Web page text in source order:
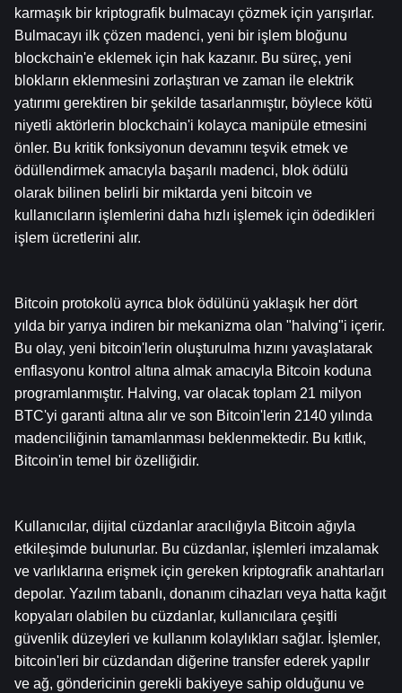
karmaşık bir kriptografik bulmacayı çözmek için yarışırlar.
Bulmacayı ilk çözen madenci, yeni bir işlem bloğunu
blockchain'e eklemek için hak kazanır. Bu süreç, yeni
blokların eklenmesini zorlaştıran ve zaman ile elektrik
yatırımı gerektiren bir şekilde tasarlanmıştır, böylece kötü
niyetli aktörlerin blockchain'i kolayca manipüle etmesini
önler. Bu kritik fonksiyonun devamını teşvik etmek ve
ödüllendirmek amacıyla başarılı madenci, blok ödülü
olarak bilinen belirli bir miktarda yeni bitcoin ve
kullanıcıların işlemlerini daha hızlı işlemek için ödedikleri
işlem ücretlerini alır.
Bitcoin protokolü ayrıca blok ödülünü yaklaşık her dört
yılda bir yarıya indiren bir mekanizma olan "halving"i içerir.
Bu olay, yeni bitcoin'lerin oluşturulma hızını yavaşlatarak
enflasyonu kontrol altına almak amacıyla Bitcoin koduna
programlanmıştır. Halving, var olacak toplam 21 milyon
BTC'yi garanti altına alır ve son Bitcoin'lerin 2140 yılında
madenciliğinin tamamlanması beklenmektedir. Bu kıtlık,
Bitcoin'in temel bir özelliğidir.
Kullanıcılar, dijital cüzdanlar aracılığıyla Bitcoin ağıyla
etkileşimde bulunurlar. Bu cüzdanlar, işlemleri imzalamak
ve varlıklarına erişmek için gereken kriptografik anahtarları
depolar. Yazılım tabanlı, donanım cihazları veya hatta kağıt
kopyaları olabilen bu cüzdanlar, kullanıcılara çeşitli
güvenlik düzeyleri ve kullanım kolaylıkları sağlar. İşlemler,
bitcoin'leri bir cüzdandan diğerine transfer ederek yapılır
ve ağ, göndericinin gerekli bakiyeye sahip olduğunu ve